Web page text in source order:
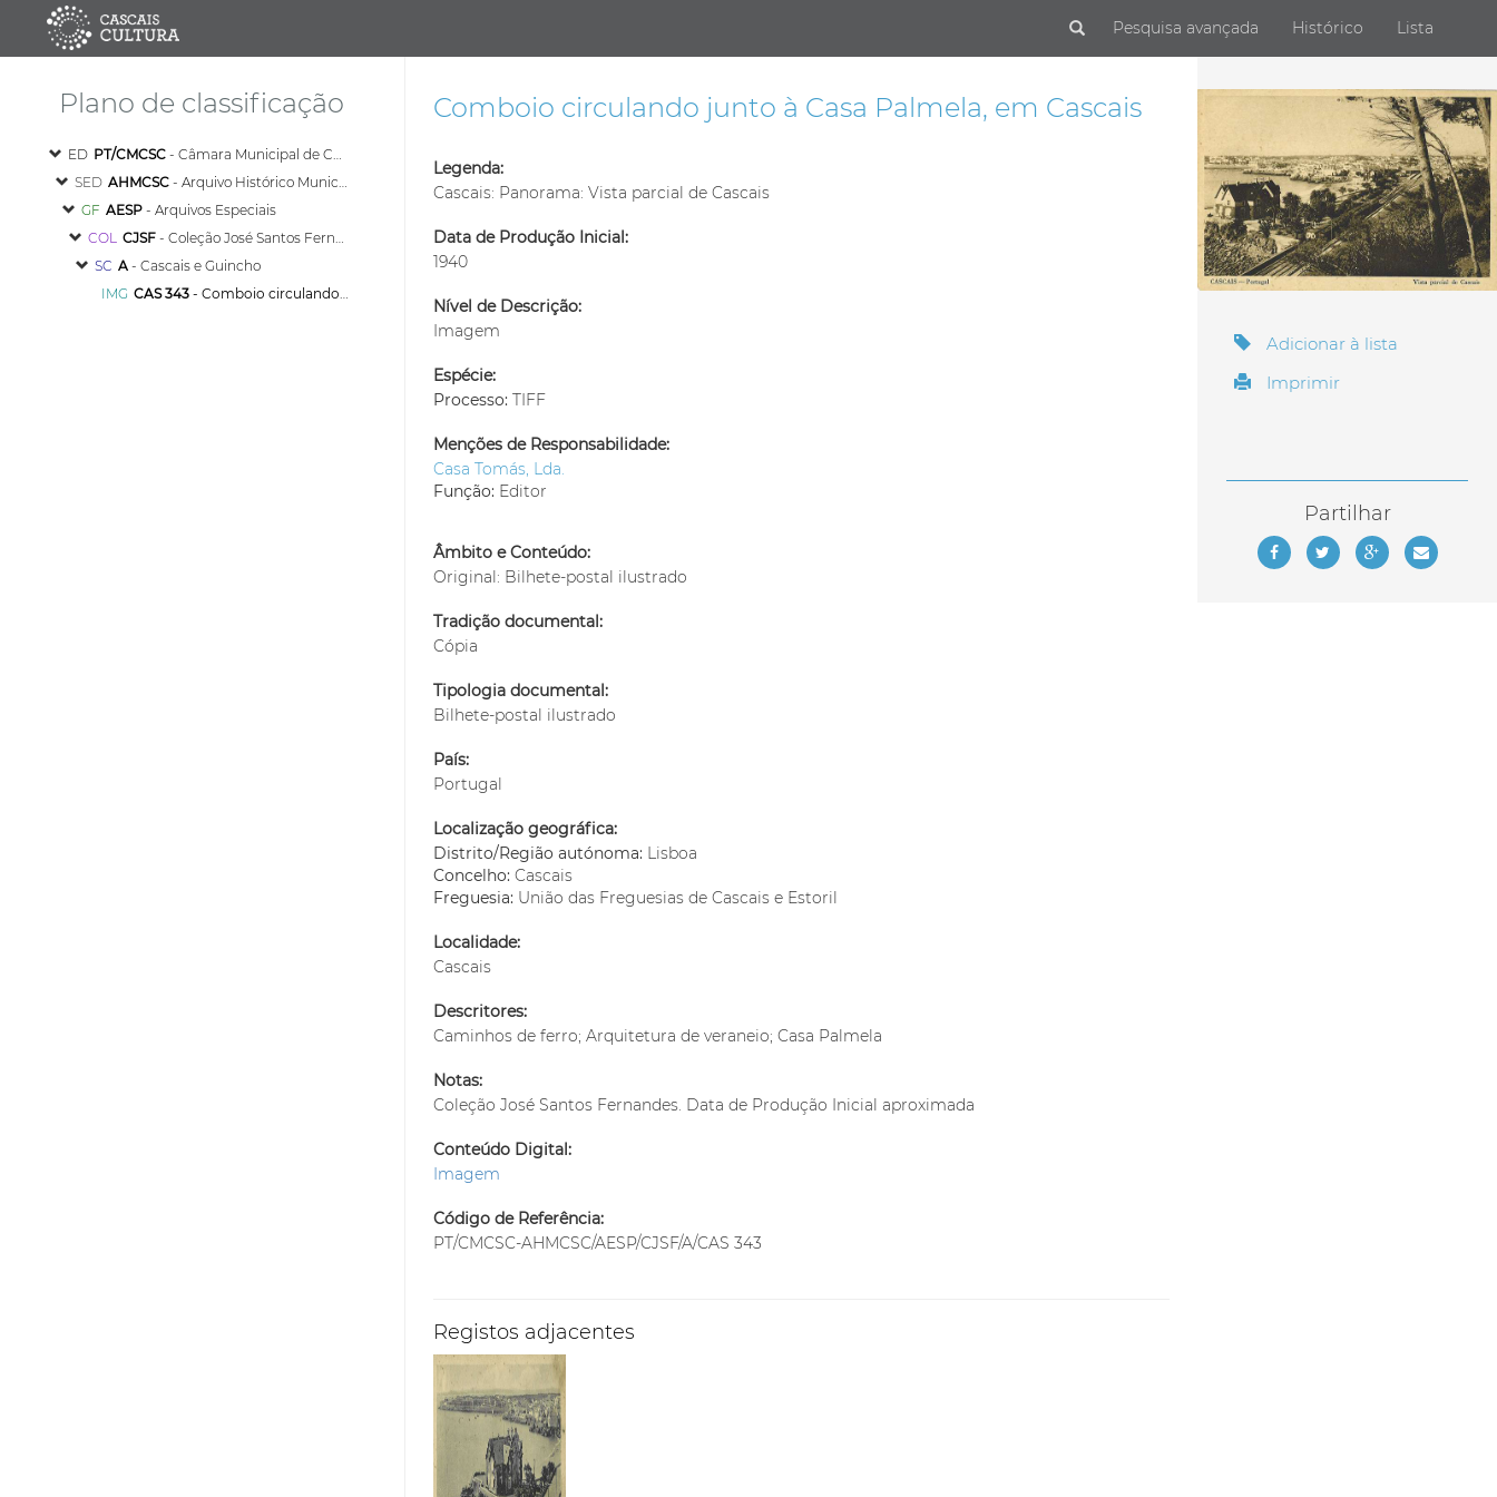
SubmitPesquisa avançada Histórico Lista
Plano de classificação
ED PT/CMCSC- Câmara Municipal de Cascais
SED AHMCSC- Arquivo Histórico Municipal de Cascais
GF AESP- Arquivos Especiais
COL CJSF- Coleção José Santos Fernandes
SC A- Cascais e Guincho
IMG CAS 343- Comboio circulando junto à Casa Palmela, em Cascais
Comboio circulando junto à Casa Palmela, em Cascais
Legenda:
Cascais: Panorama: Vista parcial de Cascais
Data de Produção Inicial:
1940
Nível de Descrição:
Imagem
Espécie:
Processo: TIFF
Menções de Responsabilidade:
Casa Tomás, Lda.
Função: Editor
Âmbito e Conteúdo:
Original: Bilhete-postal ilustrado
Tradição documental:
Cópia
Tipologia documental:
Bilhete-postal ilustrado
País:
Portugal
Localização geográfica:
Distrito/Região autónoma: Lisboa
Concelho: Cascais
Freguesia: União das Freguesias de Cascais e Estoril
Localidade:
Cascais
Descritores:
Caminhos de ferro; Arquitetura de veraneio; Casa Palmela
Notas:
Coleção José Santos Fernandes. Data de Produção Inicial aproximada
Conteúdo Digital:
Imagem
Código de Referência:
PT/CMCSC-AHMCSC/AESP/CJSF/A/CAS 343
Registos adjacentes
Adicionar à lista
Imprimir
Partilhar